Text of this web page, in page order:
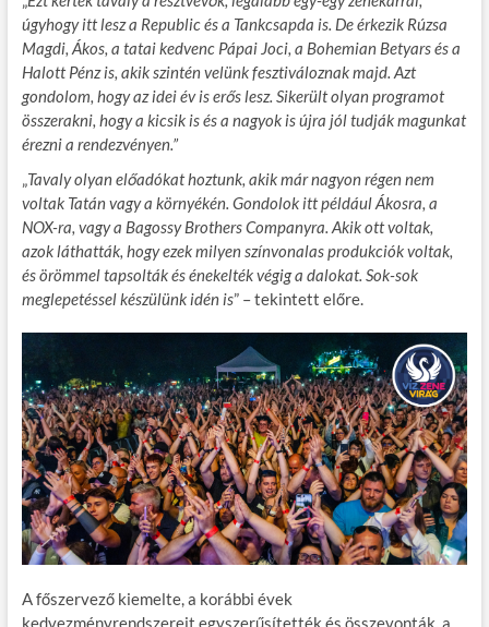
úgyhogy itt lesz a Republic és a Tankcsapda is. De érkezik Rúzsa
Magdi, Ákos, a tatai kedvenc Pápai Joci, a Bohemian Betyars és a
Halott Pénz is, akik szintén velünk fesztiváloznak majd. Azt
gondolom, hogy az idei év is erős lesz. Sikerült olyan programot
összerakni, hogy a kicsik is és a nagyok is újra jól tudják magunkat
érezni a rendezvényen.”
„Tavaly olyan előadókat hoztunk, akik már nagyon régen nem
voltak Tatán vagy a környékén. Gondolok itt például Ákosra, a
NOX-ra, vagy a Bagossy Brothers Companyra. Akik ott voltak,
azok láthatták, hogy ezek milyen színvonalas produkciók voltak,
és örömmel tapsolták és énekelték végig a dalokat. Sok-sok
meglepetéssel készülünk idén is” – tekintett előre.
A főszervező kiemelte, a korábbi évek
kedvezményrendszereit egyszerűsítették és összevonták, a